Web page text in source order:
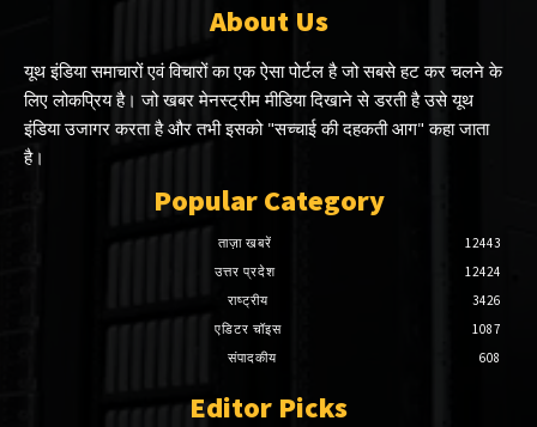
About Us
यूथ इंडिया समाचारों एवं विचारों का एक ऐसा पोर्टल है जो सबसे हट कर चलने के
लिए लोकप्रिय है। जो खबर मेनस्ट्रीम मीडिया दिखाने से डरती है उसे यूथ
इंडिया उजागर करता है और तभी इसको "सच्चाई की दहकती आग" कहा जाता
है।
Popular Category
ताज़ा खबरें
12443
उत्तर प्रदेश
12424
राष्ट्रीय
3426
एडिटर चॉइस
1087
संपादकीय
608
Editor Picks